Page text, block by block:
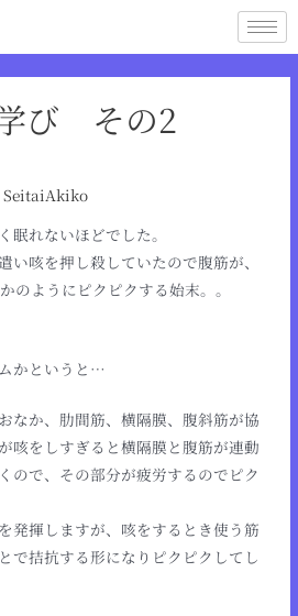
び その2
SeitaiAkiko
眠れないほどでした。
い咳を押し殺していたので腹筋が、
のようにピクピクする始末。。
かというと…
なか、肋間筋、横隔膜、腹斜筋が協
咳をしすぎると横隔膜と腹筋が連動
ので、その部分が疲労するのでピク
発揮しますが、咳をするとき使う筋
で拮抗する形になりピクピクしてし